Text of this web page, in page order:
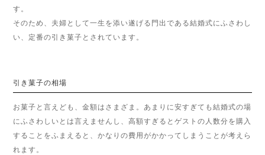
す。
そのため、夫婦として一生を添い遂げる門出である結婚式にふさわし
い、定番の引き菓子とされています。
引き菓子の相場
お菓子と言えども、金額はさまざま。あまりに安すぎても結婚式の場
にふさわしいとは言えませんし、高額すぎるとゲストの人数分を購入
することをふまえると、かなりの費用がかかってしまうことが考えら
れます。